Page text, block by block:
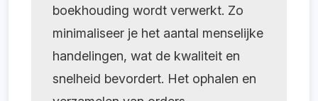
boekhouding wordt verwerkt. Zo
minimaliseer je het aantal menselijke
handelingen, wat de kwaliteit en
snelheid bevordert. Het ophalen en